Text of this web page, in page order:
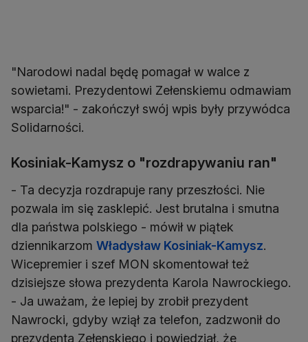
"Narodowi nadal będę pomagał w walce z
sowietami. Prezydentowi Zełenskiemu odmawiam
wsparcia!" - zakończył swój wpis były przywódca
Solidarności.
Kosiniak-Kamysz o "rozdrapywaniu ran"
- Ta decyzja rozdrapuje rany przeszłości. Nie
pozwala im się zasklepić. Jest brutalna i smutna
dla państwa polskiego - mówił w piątek
dziennikarzom Władysław Kosiniak-Kamysz.
Wicepremier i szef MON skomentował też
dzisiejsze słowa prezydenta Karola Nawrockiego.
- Ja uważam, że lepiej by zrobił prezydent
Nawrocki, gdyby wziął za telefon, zadzwonił do
prezydenta Zełenskiego i powiedział, że